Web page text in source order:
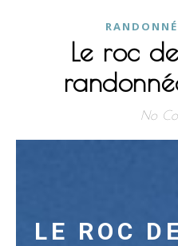
Le roc
No
LE ROC